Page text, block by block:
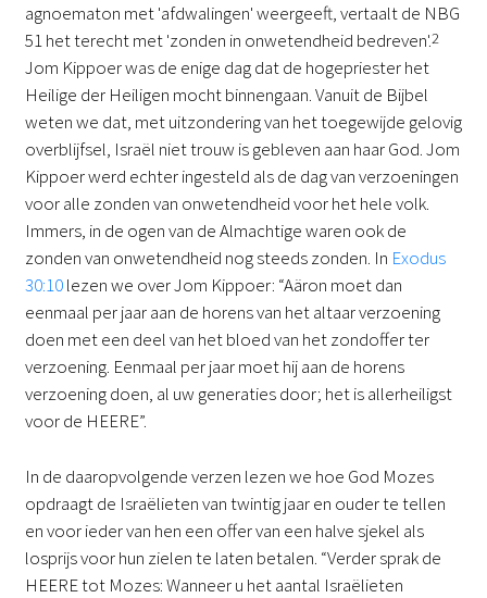
agnoematon met 'afdwalingen' weergeeft, vertaalt de NBG
51 het terecht met 'zonden in onwetendheid bedreven'.2
Jom Kippoer was de enige dag dat de hogepriester het
Heilige der Heiligen mocht binnengaan. Vanuit de Bijbel
weten we dat, met uitzondering van het toegewijde gelovig
overblijfsel, Israël niet trouw is gebleven aan haar God. Jom
Kippoer werd echter ingesteld als de dag van verzoeningen
voor alle zonden van onwetendheid voor het hele volk.
Immers, in de ogen van de Almachtige waren ook de
zonden van onwetendheid nog steeds zonden. In Exodus
30:10lezen we over Jom Kippoer: “Aäron moet dan
eenmaal per jaar aan de horens van het altaar verzoening
doen met een deel van het bloed van het zondoffer ter
verzoening. Eenmaal per jaar moet hij aan de horens
verzoening doen, al uw generaties door; het is allerheiligst
voor de HEERE”.
In de daaropvolgende verzen lezen we hoe God Mozes
opdraagt de Israëlieten van twintig jaar en ouder te tellen
en voor ieder van hen een offer van een halve sjekel als
losprijs voor hun zielen te laten betalen. “Verder sprak de
HEERE tot Mozes: Wanneer u het aantal Israëlieten